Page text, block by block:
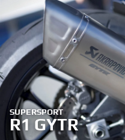
SUPERSPORT
R1 GYTR